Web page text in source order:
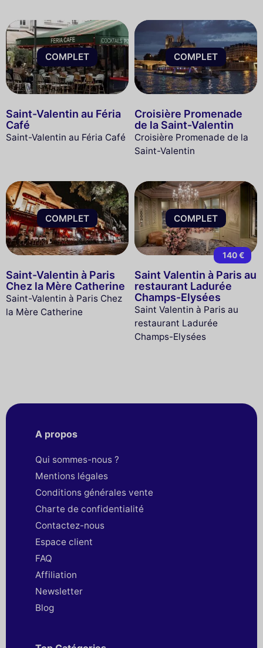
COMPLET
Saint-Valentin au Féria
Café
Saint-Valentin au Féria Café
COMPLET
Croisière Promenade
de la Saint-Valentin
Croisière Promenade de la
Saint-Valentin
COMPLET
Saint-Valentin à Paris
Chez la Mère Catherine
Saint-Valentin à Paris Chez
la Mère Catherine
COMPLET
140 €
Saint Valentin à Paris au
restaurant Ladurée
Champs-Elysées
Saint Valentin à Paris au
restaurant Ladurée
Champs-Elysées
A propos
Qui sommes-nous ?
Mentions légales
Conditions générales vente
Charte de confidentialité
Contactez-nous
Espace client
FAQ
Affiliation
Newsletter
Blog